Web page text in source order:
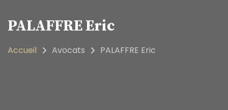
PALAFFRE Eric
Accueil Avocats PALAFFRE Eric